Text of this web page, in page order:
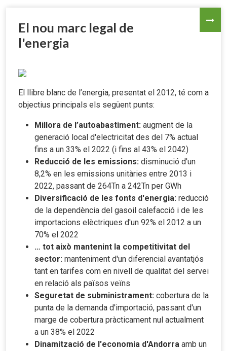
El nou marc legal de
l'energia
El llibre blanc de l’energia, presentat el 2012, té com a
objectius principals els següent punts:
Millora de l’autoabastiment: augment de la
generació local d'electricitat des del 7% actual
fins a un 33% el 2022 (i fins al 43% el 2042)
Reducció de les emissions: disminució d'un
8,2% en les emissions unitàries entre 2013 i
2022, passant de 264Tn a 242Tn per GWh
Diversificació de les fonts d'energia: reducció
de la dependència del gasoil calefacció i de les
importacions elèctriques d'un 92% el 2012 a un
70% el 2022
… tot això mantenint la competitivitat del
sector: manteniment d'un diferencial avantatjós
tant en tarifes com en nivell de qualitat del servei
en relació als països veïns
Seguretat de subministrament: cobertura de la
punta de la demanda d'importació, passant d'un
marge de cobertura pràcticament nul actualment
a un 38% el 2022
Dinamització de l'economia d'Andorra amb un